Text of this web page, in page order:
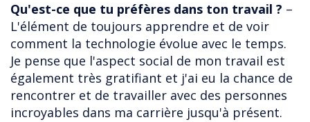
Qu'est-ce que tu préfères dans ton travail ? –
L'élément de toujours apprendre et de voir
comment la technologie évolue avec le temps.
Je pense que l'aspect social de mon travail est
également très gratifiant et j'ai eu la chance de
rencontrer et de travailler avec des personnes
incroyables dans ma carrière jusqu'à présent.